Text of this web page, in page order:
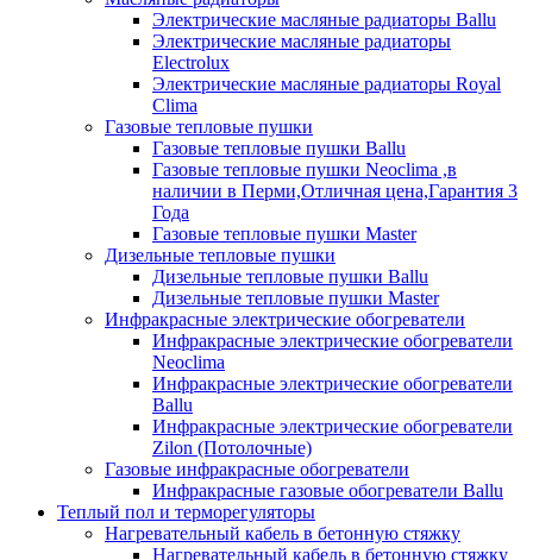
Электрические масляные радиаторы Ballu
Электрические масляные радиаторы
Electrolux
Электрические масляные радиаторы Royal
Clima
Газовые тепловые пушки
Газовые тепловые пушки Ballu
Газовые тепловые пушки Neoclima ,в
наличии в Перми,Отличная цена,Гарантия 3
Года
Газовые тепловые пушки Master
Дизельные тепловые пушки
Дизельные тепловые пушки Ballu
Дизельные тепловые пушки Master
Инфракрасные электрические обогреватели
Инфракрасные электрические обогреватели
Neoclima
Инфракрасные электрические обогреватели
Ballu
Инфракрасные электрические обогреватели
Zilon (Потолочные)
Газовые инфракрасные обогреватели
Инфракрасные газовые обогреватели Ballu
Теплый пол и терморегуляторы
Нагревательный кабель в бетонную стяжку
Нагревательный кабель в бетонную стяжку